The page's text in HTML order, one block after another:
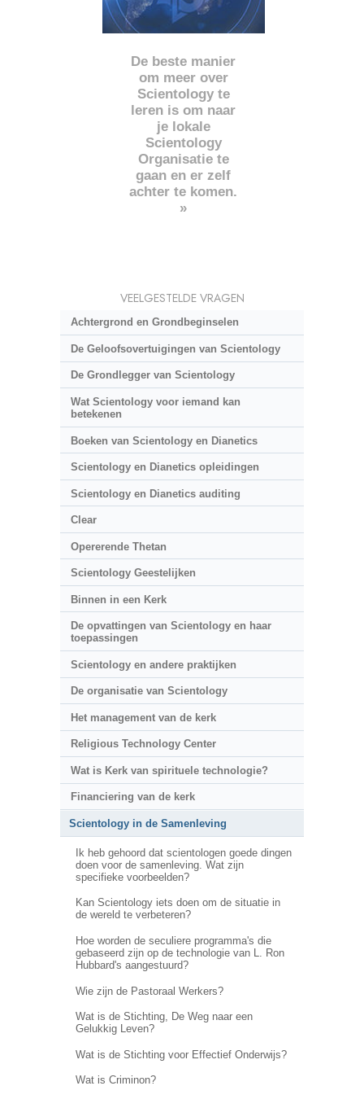
De beste manier
om meer over
Scientology te
leren is om naar
je lokale
Scientology
Organisatie te
gaan en er zelf
achter te komen.
»
VEELGESTELDE VRAGEN
Achtergrond en Grondbeginselen
De Geloofsovertuigingen van Scientology
De Grondlegger van Scientology
Wat Scientology voor iemand kan
betekenen
Boeken van Scientology en Dianetics
Scientology en Dianetics opleidingen
Scientology en Dianetics auditing
Clear
Opererende Thetan
Scientology Geestelijken
Binnen in een Kerk
De opvattingen van Scientology en haar
toepassingen
Scientology en andere praktijken
De organisatie van Scientology
Het management van de kerk
Religious Technology Center
Wat is Kerk van spirituele technologie?
Financiering van de kerk
Scientology in de Samenleving
Ik heb gehoord dat scientologen goede dingen
doen voor de samenleving. Wat zijn
specifieke voorbeelden?
Kan Scientology iets doen om de situatie in
de wereld te verbeteren?
Hoe worden de seculiere programma's die
gebaseerd zijn op de technologie van L. Ron
Hubbard's aangestuurd?
Wie zijn de Pastoraal Werkers?
Wat is de Stichting, De Weg naar een
Gelukkig Leven?
Wat is de Stichting voor Effectief Onderwijs?
Wat is Criminon?